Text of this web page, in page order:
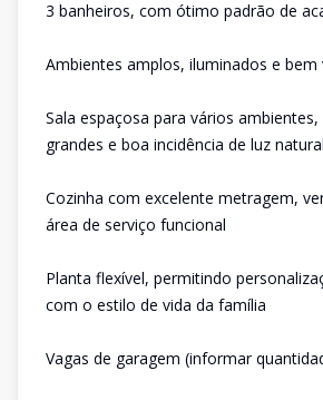
3 banheiros, com ótimo padrão de
Ambientes amplos, iluminados e bem
Sala espaçosa para vários
grandes e boa incidência de luz natural
Cozinha com excelente metragem,
área de serviço funcional
Planta flexível, permitindo
com o estilo de vida da família
Vagas de garagem (informar